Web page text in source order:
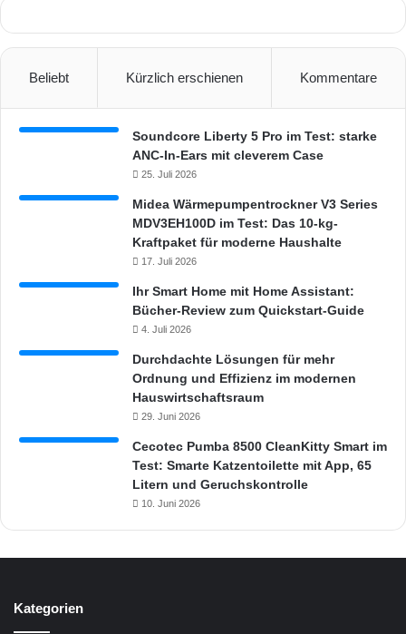
n
F
s
Beliebt Kürzlich erschienen Kommentare
Soundcore Liberty 5 Pro im Test: starke
ANC-In-Ears mit cleverem Case
25. Juli 2026
Midea Wärmepumpentrockner V3 Series
MDV3EH100D im Test: Das 10-kg-
Kraftpaket für moderne Haushalte
17. Juli 2026
Ihr Smart Home mit Home Assistant:
Bücher-Review zum Quickstart-Guide
4. Juli 2026
Durchdachte Lösungen für mehr
Ordnung und Effizienz im modernen
Hauswirtschaftsraum
29. Juni 2026
Cecotec Pumba 8500 CleanKitty Smart im
Test: Smarte Katzentoilette mit App, 65
Litern und Geruchskontrolle
10. Juni 2026
Kategorien